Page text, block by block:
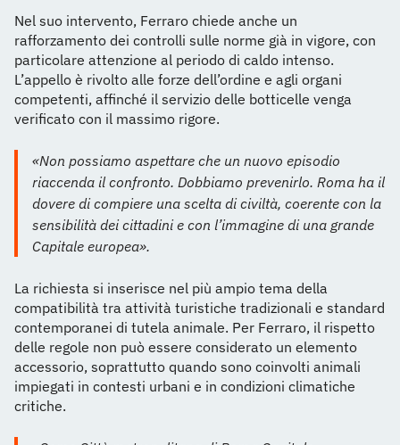
Nel suo intervento, Ferraro chiede anche un
rafforzamento dei controlli sulle norme già in vigore, con
particolare attenzione al periodo di caldo intenso.
L’appello è rivolto alle forze dell’ordine e agli organi
competenti, affinché il servizio delle botticelle venga
verificato con il massimo rigore.
«Non possiamo aspettare che un nuovo episodio
riaccenda il confronto. Dobbiamo prevenirlo. Roma ha il
dovere di compiere una scelta di civiltà, coerente con la
sensibilità dei cittadini e con l’immagine di una grande
Capitale europea».
La richiesta si inserisce nel più ampio tema della
compatibilità tra attività turistiche tradizionali e standard
contemporanei di tutela animale. Per Ferraro, il rispetto
delle regole non può essere considerato un elemento
accessorio, soprattutto quando sono coinvolti animali
impiegati in contesti urbani e in condizioni climatiche
critiche.